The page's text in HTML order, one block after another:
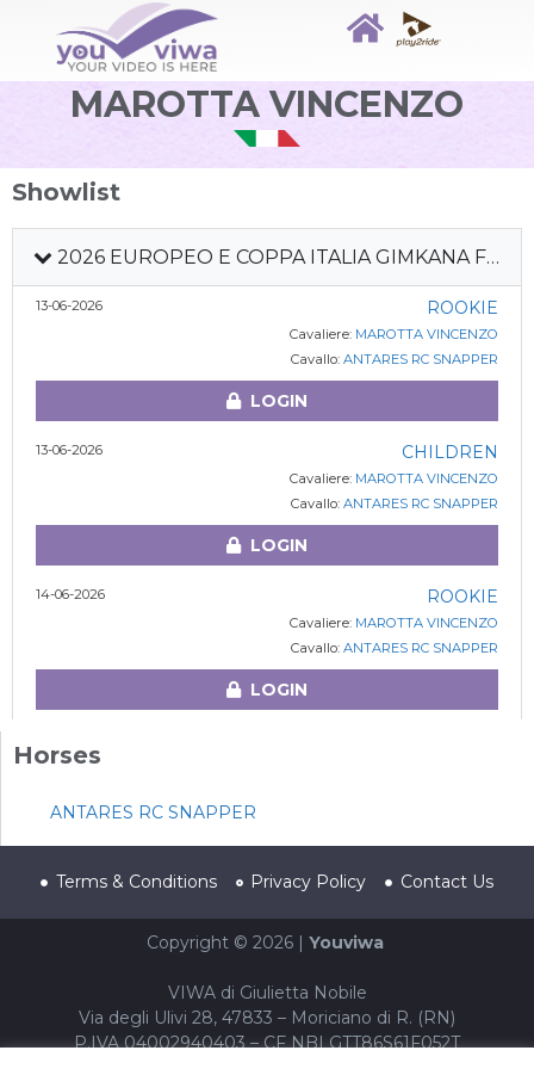
MAROTTA VINCENZO
Showlist
2026 EUROPEO E COPPA ITALIA GIMKANA FITETREC
13-06-2026 ROOKIE
Cavaliere: MAROTTA VINCENZO
Cavallo: ANTARES RC SNAPPER
LOGIN
13-06-2026 CHILDREN
Cavaliere: MAROTTA VINCENZO
Cavallo: ANTARES RC SNAPPER
LOGIN
14-06-2026 ROOKIE
Cavaliere: MAROTTA VINCENZO
Cavallo: ANTARES RC SNAPPER
LOGIN
Horses
ANTARES RC SNAPPER
Terms & Conditions Privacy Policy Contact Us
Copyright © 2026 | Youviwa
VIWA di Giulietta Nobile
Via degli Ulivi 28, 47833 – Moriciano di R. (RN)
P.IVA 04002940403 – CF NBLGTT86S61F052T